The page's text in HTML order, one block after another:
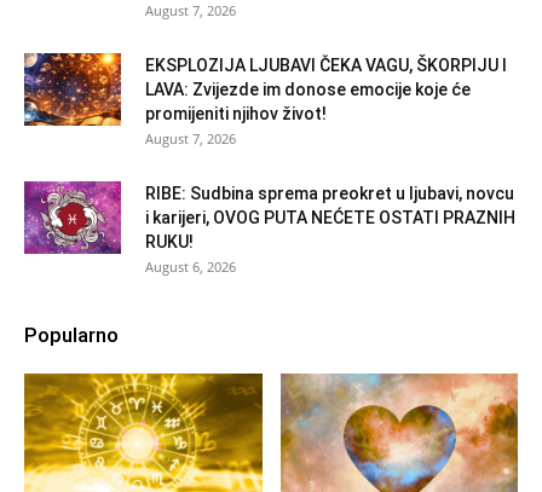
August 7, 2026
EKSPLOZIJA LJUBAVI ČEKA VAGU, ŠKORPIJU I
LAVA: Zvijezde im donose emocije koje će
promijeniti njihov život!
August 7, 2026
RIBE: Sudbina sprema preokret u ljubavi, novcu
i karijeri, OVOG PUTA NEĆETE OSTATI PRAZNIH
RUKU!
August 6, 2026
Popularno